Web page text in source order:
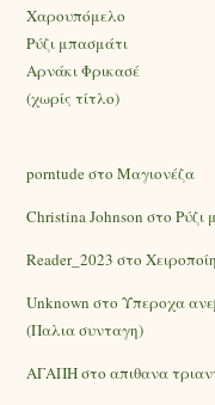
Χαρουπόμελο
Ρύζι μπασμάτι
Αρνάκι Φρικασέ
(χωρίς τίτλο)
porntudeστοMαγιονέζα
Christina Johnson στοΡύζι
Reader_2023 στο
Unknown στοΥπεροχα
(Παλια συνταγη)
ΑΓΑΠΗστοαπιθανα